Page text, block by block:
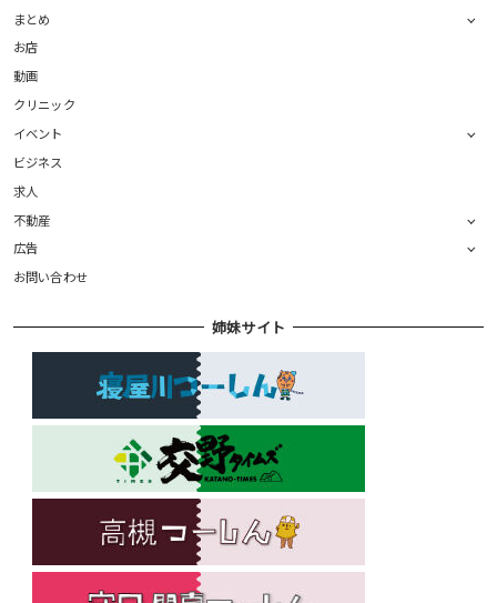
まとめ
お店
動画
クリニック
イベント
ビジネス
求人
不動産
広告
お問い合わせ
姉妹サイト